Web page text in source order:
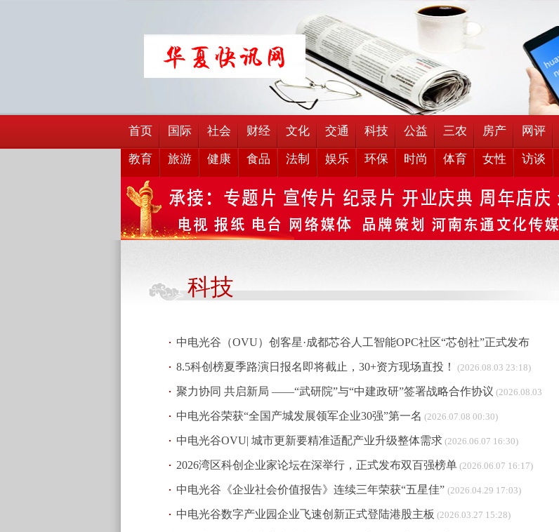
首页 国际 社会 财经 文化 交通 科技 公益 三农 房产 网评
教育 旅游 健康 食品 法制 娱乐 环保 时尚 体育 女性 访谈
科技
中电光谷（OVU）创客星·成都芯谷人工智能OPC社区“芯创社”正式发布
(2026.08.03 23:20)
8.5科创榜夏季路演日报名即将截止，30+资方现场直投！ (2026.08.03 23:18)
聚力协同 共启新局 ——“武研院”与“中建政研”签署战略合作协议 (2026.08.03
23:14)
中电光谷荣获“全国产城发展领军企业30强”第一名 (2026.07.08 00:30)
中电光谷OVU| 城市更新要精准适配产业升级整体需求 (2026.06.07 16:30)
2026湾区科创企业家论坛在深举行，正式发布双百强榜单 (2026.06.07 16:17)
中电光谷《企业社会价值报告》连续三年荣获“五星佳” (2026.04.29 17:03)
中电光谷数字产业园企业飞速创新正式登陆港股主板 (2026.03.27 15:28)